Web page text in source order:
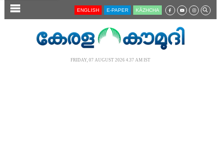
SECTIONS ENGLISH E-PAPER KĀZHCHA
FRIDAY, 07 AUGUST 2026 4.37 AM IST